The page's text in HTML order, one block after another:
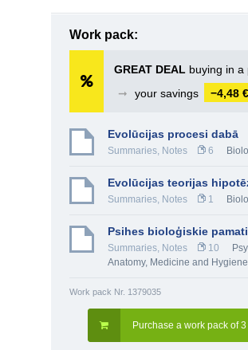
Work pack:
GREAT DEAL buying in a
➞
your savings −4,48 €
Evolūcijas procesi dabā
Summaries, Notes 6
Evolūcijas teorijas
Summaries, Notes 1
Psihes bioloģiskie pamati
Summaries, Notes 10
Anatomy, Medicine and Hygiene
Work pack Nr. 1379035
Purchase a work pack of 3